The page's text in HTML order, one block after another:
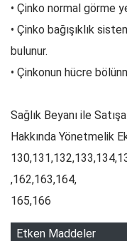
• Çinko normal görme
• Çinko bağışıklık
bulunur.
• Çinkonun hücre
Sağlık Beyanı ile
Hakkında Yönetmelik
,162,163,164,
165,166
Etken Maddeler